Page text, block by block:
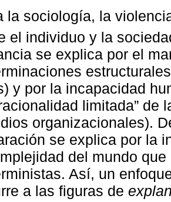
la sociología, la
el individuo y la
se explica por el
y por la incapacidad
limitada” de
organizacionales).
se explica por la
del mundo
Así, un
a las figuras de